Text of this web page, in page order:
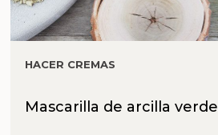
HACER CREMAS
Mascarilla de arcilla verde